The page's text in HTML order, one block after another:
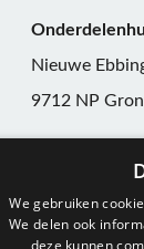
Nieuwe
9712 NP
We gebruiken
We delen ook
deze kunnen